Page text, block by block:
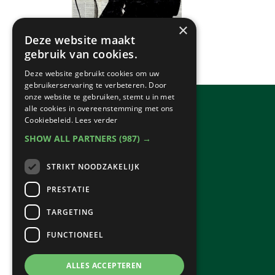
×
Deze website maakt
gebruik van cookies.
Deze website gebruikt cookies om uw
gebruikerservaring te verbeteren. Door
onze website te gebruiken, stemt u in met
alle cookies in overeenstemming met ons
Cookiebeleid. Lees verder
SHOW ALL PARTNERS (987) →
STRIKT NOODZAKELIJK
PRESTATIE
TARGETING
FUNCTIONEEL
ALLES ACCEPTEREN